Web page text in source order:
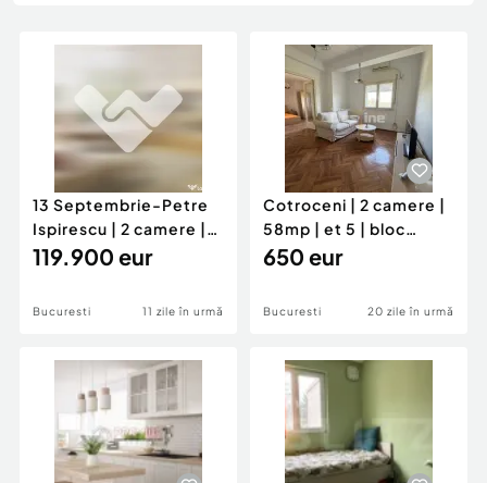
Afaceri și echipamente profesionale
Inchiriere Bunuri si Vehicule
Piese auto si accesorii
13 Septembrie-Petre
Ispirescu | 2 camere |
60mp | et 8 | ren
119.900 eur
Bucuresti 11 zile în urmă
Cotroceni | 2 camere |
58mp | et 5 | bloc
consolidat | 650 e
650 eur
Bucuresti 20 zile în urmă